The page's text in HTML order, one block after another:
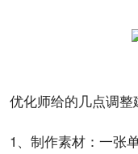
优化师给的几点调整
1、制作素材：一张